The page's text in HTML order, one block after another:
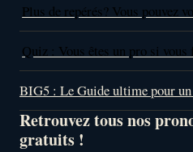
Plus de repérés? Vous pouvez
Quiz : Vous êtes un pro si
BIG5 : Le Guide ultime pour
Retrouvez tous nos
gratuits !